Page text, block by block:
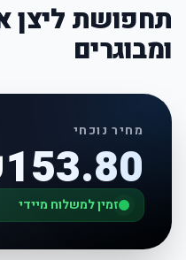
תחפושת ליצן
ומבוגרים
מחיר נוכחי
153.80
זמין למשלוח מיידי